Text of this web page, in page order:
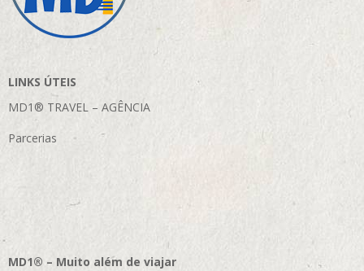
LINKS ÚTEIS
MD1® TRAVEL – AGÊNCIA
Parcerias
MD1® – Muito além de viajar